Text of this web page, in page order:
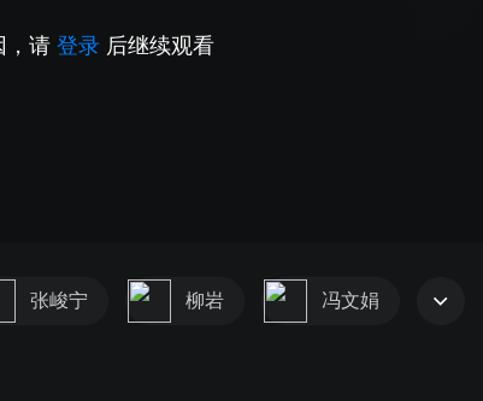
，请 登录 后继续观看
张峻宁 柳岩 冯文娟